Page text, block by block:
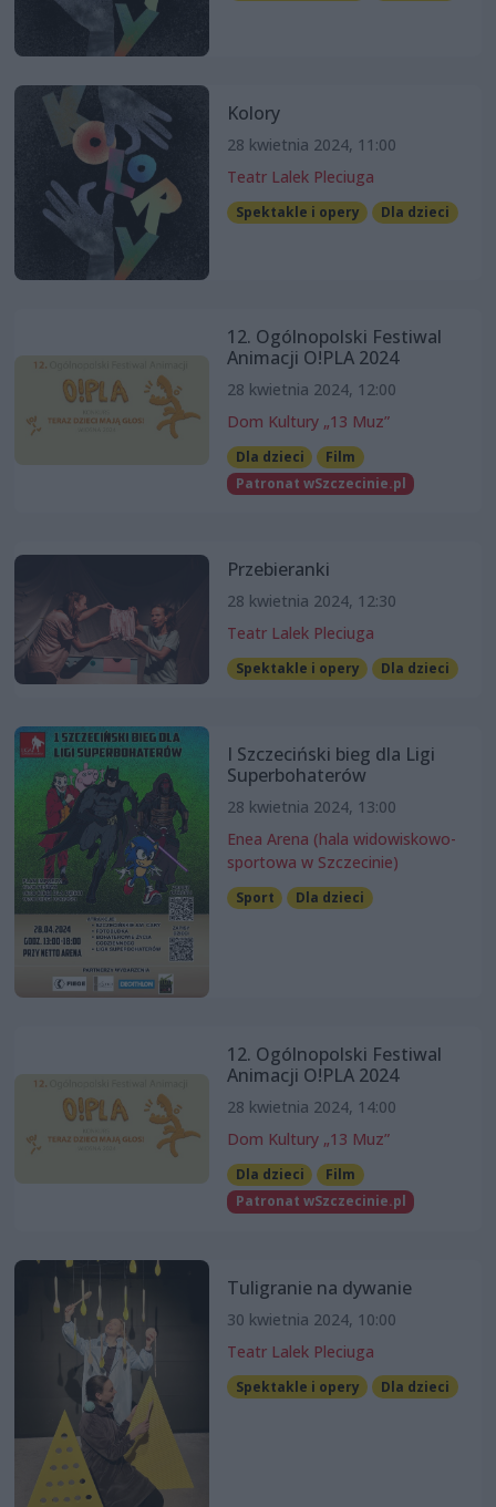
Kolory
28 kwietnia 2024, 11:00
Teatr Lalek Pleciuga
Spektakle i opery Dla dzieci
12. Ogólnopolski Festiwal
Animacji O!PLA 2024
28 kwietnia 2024, 12:00
Dom Kultury „13 Muz”
Dla dzieci
Film
Patronat wSzczecinie.pl
Przebieranki
28 kwietnia 2024, 12:30
Teatr Lalek Pleciuga
Spektakle i opery Dla dzieci
I Szczeciński bieg dla Ligi
Superbohaterów
28 kwietnia 2024, 13:00
Enea Arena (hala widowiskowo-
sportowa w Szczecinie)
Sport Dla dzieci
12. Ogólnopolski Festiwal
Animacji O!PLA 2024
28 kwietnia 2024, 14:00
Dom Kultury „13 Muz”
Dla dzieci
Film
Patronat wSzczecinie.pl
Tuligranie na dywanie
30 kwietnia 2024, 10:00
Teatr Lalek Pleciuga
Spektakle i opery Dla dzieci